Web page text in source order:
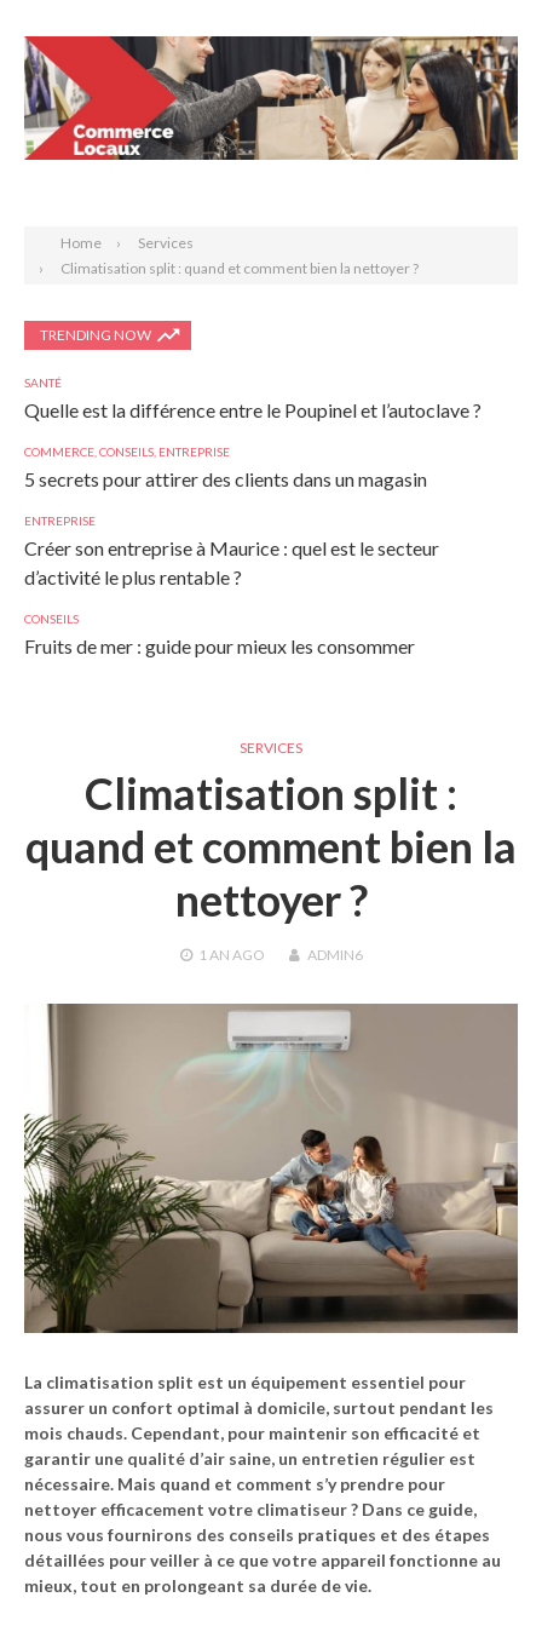
Home
Services
Climatisation split : quand et comment bien la nettoyer ?
TRENDING NOW
SANTÉ
Quelle est la différence entre le Poupinel et l’autoclave ?
COMMERCE CONSEILS ENTREPRISE
5 secrets pour attirer des clients dans un magasin
ENTREPRISE
Créer son entreprise à Maurice : quel est le secteur
d’activité le plus rentable ?
CONSEILS
Fruits de mer : guide pour mieux les consommer
SERVICES
Climatisation split :
quand et comment bien la
nettoyer ?
1 AN AGO ADMIN6
La climatisation split est un équipement essentiel pour
assurer un confort optimal à domicile, surtout pendant les
mois chauds. Cependant, pour maintenir son efficacité et
garantir une qualité d’air saine, un entretien régulier est
nécessaire. Mais quand et comment s’y prendre pour
nettoyer efficacement votre climatiseur ? Dans ce guide,
nous vous fournirons des conseils pratiques et des étapes
détaillées pour veiller à ce que votre appareil fonctionne au
mieux, tout en prolongeant sa durée de vie.